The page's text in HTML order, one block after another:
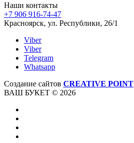
Наши контакты
+7 906 916-74-47
Красноярск, ул. Республики, 26/1
Viber
Viber
Telegram
Whatsapp
Создание сайтов CREATIVE POINT
ВАШ БУКЕТ © 2026